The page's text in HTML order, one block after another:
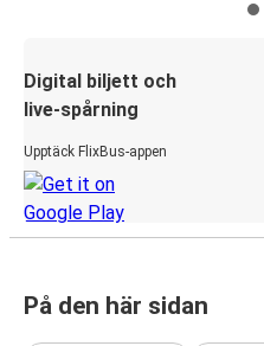
Digital biljett och
live-spårning
Upptäck FlixBus-appen
På den här sidan